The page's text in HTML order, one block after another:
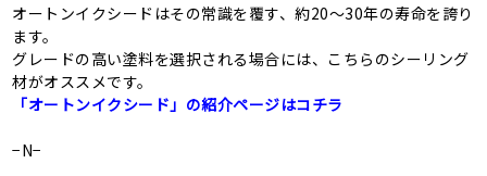
オートンイクシードはその常識を覆す、約20～30年の寿命を誇り
ます。
グレードの高い塗料を選択される場合には、こちらのシーリング
材がオススメです。
「オートンイクシード」の紹介ページはコチラ
−N−